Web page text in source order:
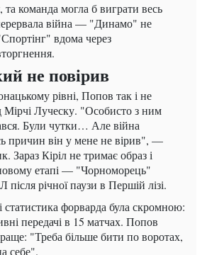
та команда могла б виграти весь
війна — "Динамо" не
вдома через
не повірив
рівні, Попов так і не
Мірчі Луческу. "Особисто з ним
Були чутки… Але війна
причин він у мене не вірив", —
Зараз Кіріл не тримає образ і
етапі — "Чорноморець"
річної паузи в Першій лізі.
форварда була скромною:
передачі в 15 матчах. Попов
"Треба більше бити по воротах,
себе".